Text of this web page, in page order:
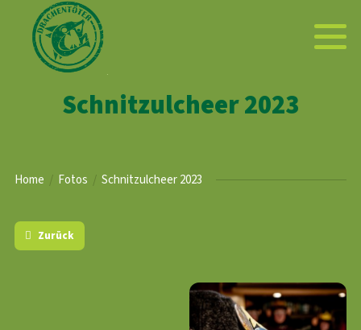
Schnitzulcheer 2023
Home Fotos Schnitzulcheer 2023
Zurück